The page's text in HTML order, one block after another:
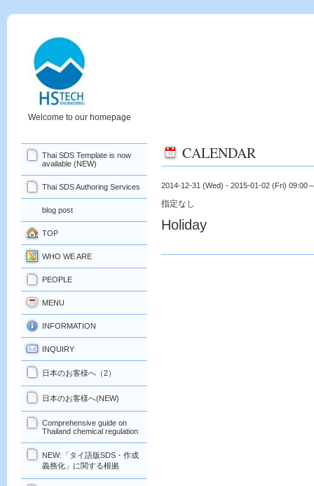
Welcome to our homepage
CALENDAR
2014-12-31 (Wed) - 2015-01-02 (Fri) 09:00
指定なし
Holiday
Thai SDS Template is now
available (NEW)
Thai SDS Authoring Services
blog post
TOP
WHO WE ARE
PEOPLE
MENU
INFORMATION
INQUIRY
日本のお客様へ（2）
日本のお客様へ(NEW)
Comprehensive guide on
Thailand chemical regulation
NEW:「タイ語版SDS・作成
義務化」に関する根拠